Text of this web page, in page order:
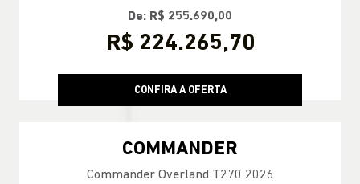
De: R$ 255.690,00
R$ 224.265,70
CONFIRA A OFERTA
COMMANDER
Commander Overland T270 2026